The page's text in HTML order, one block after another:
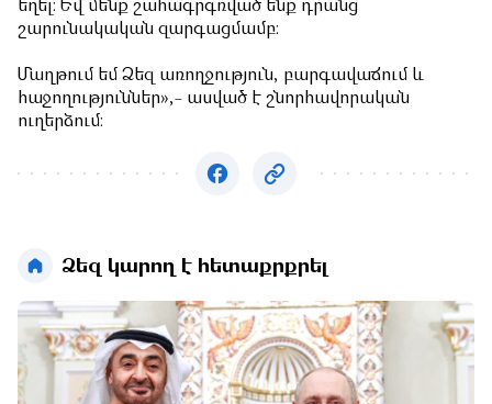
եղել։ Եվ մենք շահագրգռված ենք դրանց
շարունակական զարգացմամբ։
Մաղթում եմ Ձեզ առողջություն, բարգավաճում և
հաջողություններ»,- ասված է շնորհավորական
ուղերձում։
Ձեզ կարող է հետաքրքրել